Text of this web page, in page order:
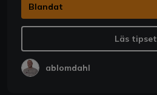
Blandat
Läs tipset
ablomdahl